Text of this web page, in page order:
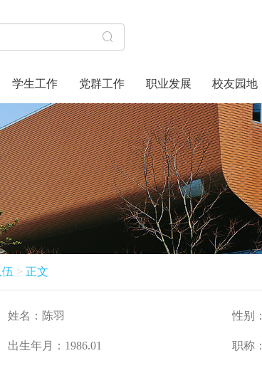
学生工作 党群工作 职业发展 校友园地
> 正文
姓名： 陈羽 性别：
出生年月： 1986.01 职称：